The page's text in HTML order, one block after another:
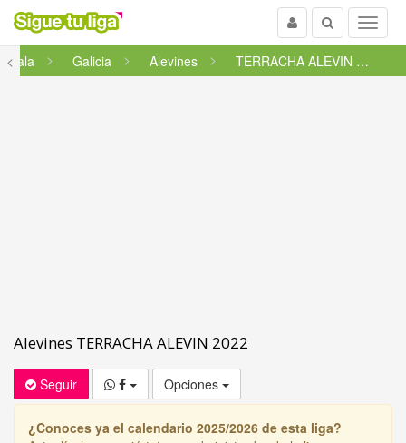
Menu
Buscar
Usuario
<Sala Galicia Alevines TERRACHA ALEVIN 2022
Alevines TERRACHA ALEVIN 2022
Seguir Opciones
¿Conoces ya el calendario 2025/2026 de esta liga?